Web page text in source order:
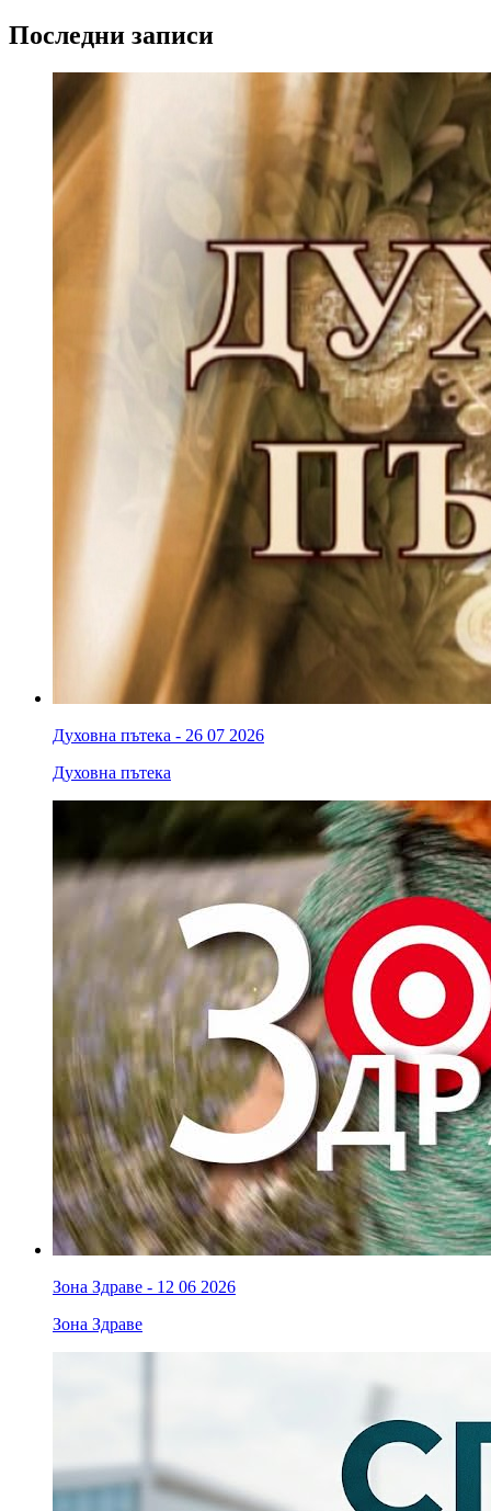
Последни записи
Духовна пътека - 26 07 2026
Духовна пътека
Зона Здраве - 12 06 2026
Зона Здраве